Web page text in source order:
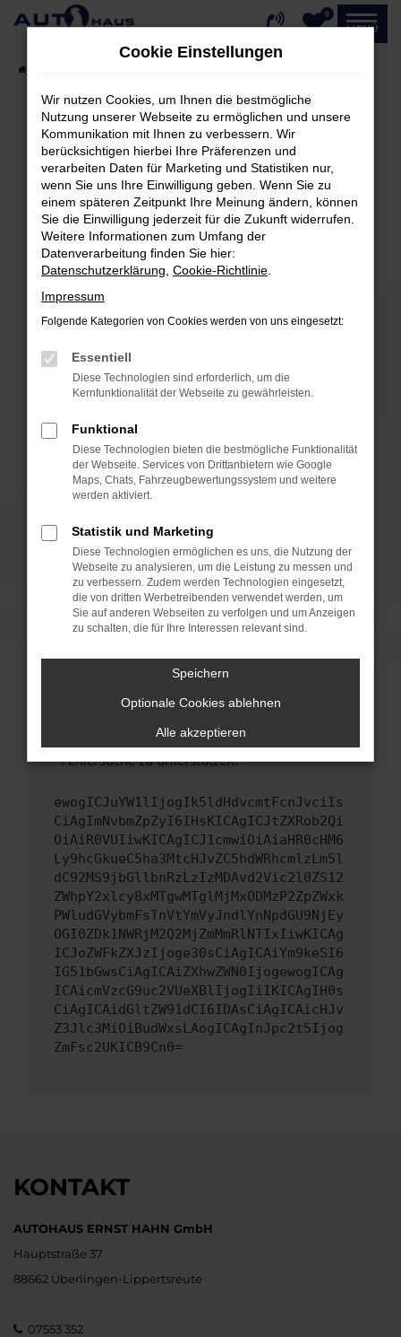
Zum
0
MENÜ
Fehler: Network Error
Beim Laden ist ein Fehler aufgetreten.
Hier sind ein paar Tipps, die dir helfen können:
Überprüfe deine Firewall und deine
Internetverbindung.
Laden andere Webseiten, zum Beispiel deine
Suchmaschine?
Prüfe deine Browsererweiterungen.
können das Laden bestimmter Seiten
verhindern. Funktioniert die Seite in einem
anderen Browser oder in einem privaten
Fenster?
Starte dein Gerät neu.
Das kann manchmal helfen, vorübergehende
Probleme zu beheben.
Betriebssystem auf dem neuesten Stand
sind.
Veraltete Software birgt nicht nur ein
Sicherheitsrisiko, sondern kann auch dazu
führen, dass bestimmte Funktionen nicht mehr
unterstützt werden.
Wende dich an den Webseitenbetreiber.
Wenn du alle oben genannten Schritte versucht
hast, kontaktiere uns bitte. Wir werden
uns diesen Text schicken, um uns bei der
Fehlersuche zu unterstützen:
ewogICJuYW1lIjogIk5ldHdvcmtFcnJvciIs
CiAgImNvbmZpZyI6IHsKICAgICJtZXRob2Qi
OiAiR0VUIiwKICAgICJ1cmwiOiAiaHR0cHM6
Ly9hcGkueC5ha3MtcHJvZC5hdWRhcmlzLm5l
dC92MS9jbGllbnRzLzIzMDAvd2Vic2l0ZS12
ZWhpY2xlcy8xMTgwMTglMjMxODMzP2ZpZWxk
PWludGVybmFsTnVtYmVyJndlYnNpdGU9NjEy
OGI0ZDk1NWRjM2Q2MjZmMmRlNTIxIiwKICAg
ICJoZWFkZXJzIjoge30sCiAgICAiYm9keSI6
IG51bGwsCiAgICAiZXhwZWN0IjogewogICAg
ICAicmVzcG9uc2VUeXBlIjogIiIKICAgIH0s
CiAgICAidGltZW91dCI6IDAsCiAgICAicHJv
Z3Jlc3MiOiBudWxsLAogICAgInJpc2t5Ijog
ZmFsc2UKICB9Cn0=
KONTAKT
AUTOHAUS ERNST HAHN GmbH
Hauptstraße 37
88662 Überlingen-Lippertsreute
07553 352
Cookie Einstellungen
Wir nutzen Cookies, um Ihnen die bestmögliche
Nutzung unserer Webseite zu ermöglichen und unsere
Kommunikation mit Ihnen zu verbessern. Wir
berücksichtigen hierbei Ihre Präferenzen und
verarbeiten Daten für Marketing und Statistiken nur,
wenn Sie uns Ihre Einwilligung geben. Wenn Sie zu
einem späteren Zeitpunkt Ihre Meinung ändern, können
Sie die Einwilligung jederzeit für die Zukunft widerrufen.
Weitere Informationen zum Umfang der
Datenverarbeitung finden Sie hier:
Datenschutzerklärung Cookie-Richtlinie
Impressum
Folgende Kategorien von Cookies werden von uns eingesetzt:
Essentiell
Diese Technologien sind erforderlich, um die
Kernfunktionalität der Webseite zu gewährleisten.
Funktional
Diese Technologien bieten die bestmögliche Funktionalität
der Webseite. Services von Drittanbietern wie Google
Maps, Chats, Fahrzeugbewertungssystem und weitere
werden aktiviert.
Statistik und Marketing
Diese Technologien ermöglichen es uns, die Nutzung der
Webseite zu analysieren, um die Leistung zu messen und
zu verbessern. Zudem werden Technologien eingesetzt,
die von dritten Werbetreibenden verwendet werden, um
Sie auf anderen Webseiten zu verfolgen und um Anzeigen
zu schalten, die für Ihre Interessen relevant sind.
Speichern
Optionale Cookies ablehnen
Alle akzeptieren